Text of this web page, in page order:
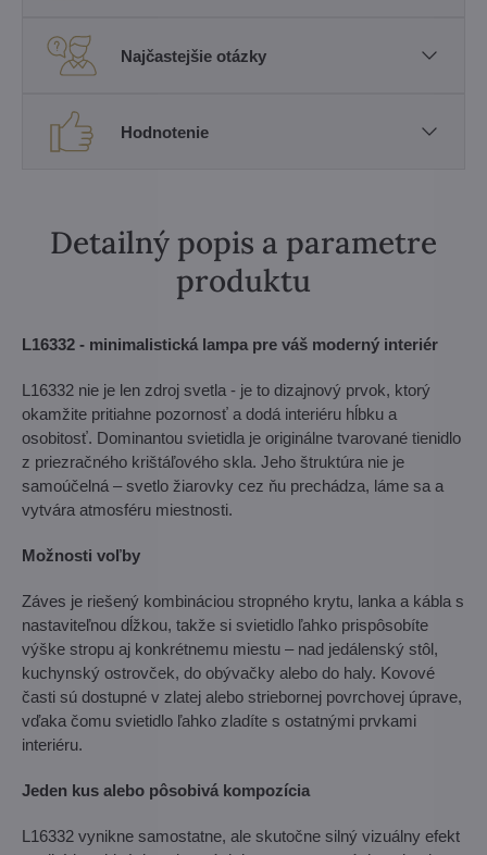
Najčastejšie otázky
Hodnotenie
Detailný popis a parametre
produktu
L16332 - minimalistická lampa pre váš moderný interiér
L16332 nie je len zdroj svetla - je to dizajnový prvok, ktorý
okamžite pritiahne pozornosť a dodá interiéru hĺbku a
osobitosť. Dominantou svietidla je originálne tvarované tienidlo
z priezračného krištáľového skla. Jeho štruktúra nie je
samoúčelná – svetlo žiarovky cez ňu prechádza, láme sa a
vytvára atmosféru miestnosti.
Možnosti voľby
Záves je riešený kombináciou stropného krytu, lanka a kábla s
nastaviteľnou dĺžkou, takže si svietidlo ľahko prispôsobíte
výške stropu aj konkrétnemu miestu – nad jedálenský stôl,
kuchynský ostrovček, do obývačky alebo do haly. Kovové
časti sú dostupné v zlatej alebo striebornej povrchovej úprave,
vďaka čomu svietidlo ľahko zladíte s ostatnými prvkami
interiéru.
Jeden kus alebo pôsobivá kompozícia
L16332 vynikne samostatne, ale skutočne silný vizuálny efekt